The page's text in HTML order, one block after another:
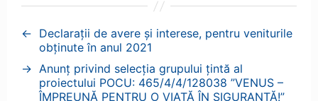
← Declarații de avere și interese, pentru veniturile
obținute în anul 2021
→ Anunț privind selecția grupului țintă al
proiectului POCU: 465/4/4/128038 ”VENUS –
ÎMPREUNĂ PENTRU O VIAȚĂ ÎN SIGURANȚĂ!”